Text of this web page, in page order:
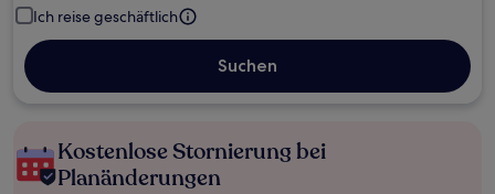
Ich reise geschäftlich
Suchen
Kostenlose Stornierung bei
Planänderungen